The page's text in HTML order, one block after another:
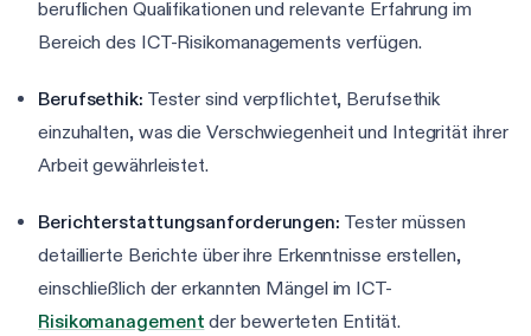
beruflichen Qualifikationen und relevante Erfahrung im
Bereich des ICT-Risikomanagements verfügen.
Berufsethik: Tester sind verpflichtet, Berufsethik
einzuhalten, was die Verschwiegenheit und Integrität ihrer
Arbeit gewährleistet.
Berichterstattungsanforderungen: Tester müssen
detaillierte Berichte über ihre Erkenntnisse erstellen,
einschließlich der erkannten Mängel im ICT-
Risikomanagement der bewerteten Entität.